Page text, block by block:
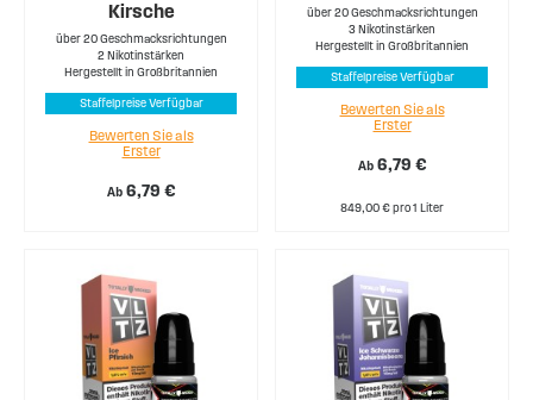
Kirsche
über 20 Geschmacksrichtungen
2 Nikotinstärken
Hergestellt in Großbritannien
Staffelpreise Verfügbar
Ab 6,79 €
Bewerten Sie als
Erster
über 20 Geschmacksrichtungen
3 Nikotinstärken
Hergestellt in Großbritannien
Staffelpreise Verfügbar
Ab 6,79 €
Bewerten Sie als
Erster
849,00 € pro 1 Liter